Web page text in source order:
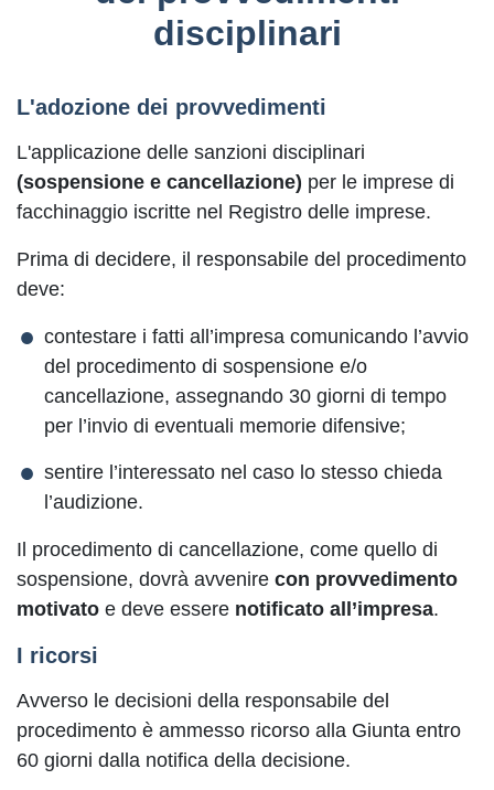
disciplinari
L'adozione dei provvedimenti
L'applicazione delle sanzioni disciplinari
(sospensione e cancellazione) per le imprese di
facchinaggio iscritte nel Registro delle imprese.
Prima di decidere, il responsabile del procedimento
deve:
contestare i fatti all’impresa comunicando l’avvio
del procedimento di sospensione e/o
cancellazione, assegnando 30 giorni di tempo
per l’invio di eventuali memorie difensive;
sentire l’interessato nel caso lo stesso chieda
l’audizione.
Il procedimento di cancellazione, come quello di
sospensione, dovrà avvenire con provvedimento
motivato e deve essere notificato all’impresa.
I ricorsi
Avverso le decisioni della responsabile del
procedimento è ammesso ricorso alla Giunta entro
60 giorni dalla notifica della decisione.